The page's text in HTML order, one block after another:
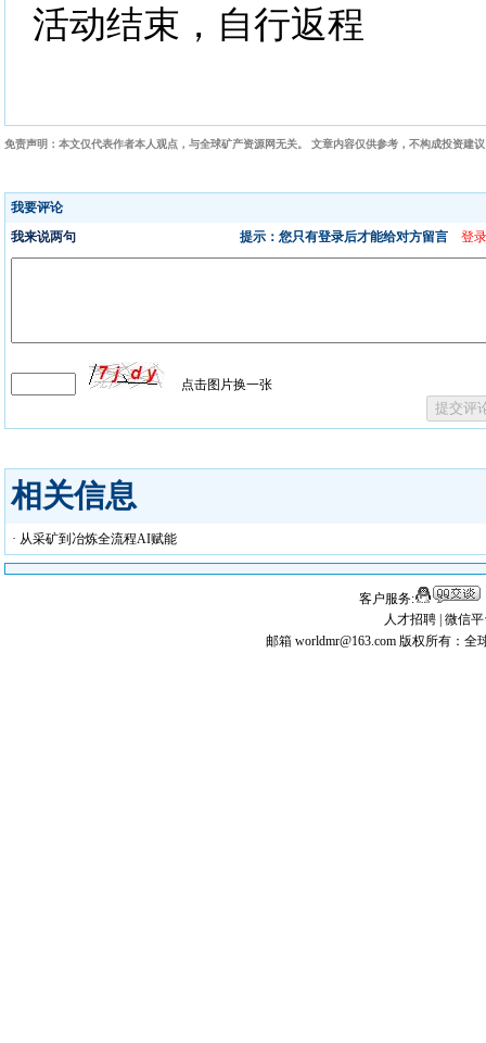
活动结束，自行返程
免责声明：本文仅代表作者本人观点，与全球矿产资源网无关。 文章内容仅供参考，不构成投资建
相关信息
· 从采矿到冶炼全流程AI赋能
客户服务:
人才招聘 微信
邮箱 worldmr@163.com 版权所有：全